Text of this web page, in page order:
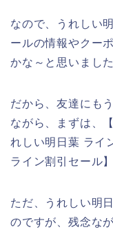
なので、うれしい
ールの情報やクー
かな～と思いました
だから、友達にも
ながら、まずは、
れしい明日葉 ライ
ライン割引セール
ただ、うれしい明
のですが、残念な